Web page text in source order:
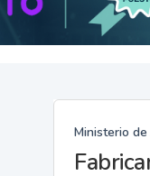
Ministerio